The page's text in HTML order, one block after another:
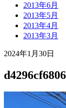
2013年6月
2013年5月
2013年4月
2013年3月
2024年1月30日